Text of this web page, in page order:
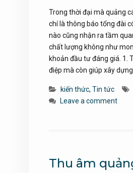
Trong thời đại mà quảng
chí là thông báo tổng đài
nào cũng nhận ra tầm
chất lượng không như
khoản đầu tư đáng giá. 1.
điệp mà còn giúp xây
kiến thức, Tin tức
Leave a comment
Thu âm